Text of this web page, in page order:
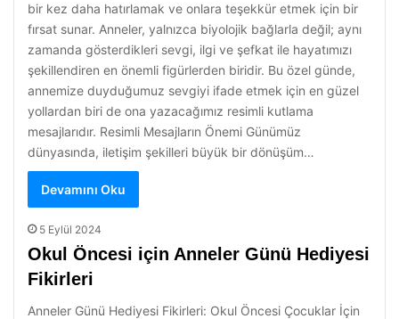
bir kez daha hatırlamak ve onlara teşekkür etmek için bir
fırsat sunar. Anneler, yalnızca biyolojik bağlarla değil; aynı
zamanda gösterdikleri sevgi, ilgi ve şefkat ile hayatımızı
şekillendiren en önemli figürlerden biridir. Bu özel günde,
annemize duyduğumuz sevgiyi ifade etmek için en güzel
yollardan biri de ona yazacağımız resimli kutlama
mesajlarıdır. Resimli Mesajların Önemi Günümüz
dünyasında, iletişim şekilleri büyük bir dönüşüm…
Devamını Oku
5 Eylül 2024
Okul Öncesi için Anneler Günü Hediyesi
Fikirleri
Anneler Günü Hediyesi Fikirleri: Okul Öncesi Çocuklar İçin